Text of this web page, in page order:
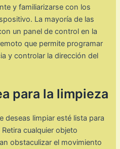
y familiarizarse con los
La mayoría de las
un panel de control en la
que permite programar
y controlar la dirección del
para la limpieza
deseas limpiar esté lista para
cualquier objeto
obstaculizar el movimiento